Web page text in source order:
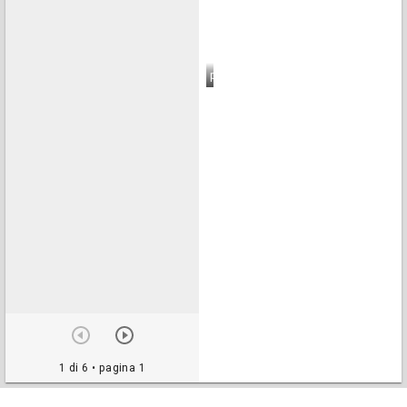
1 di 6 • pagina 1
pagina 6